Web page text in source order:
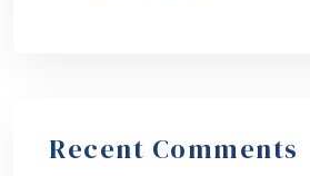
Recent Comments